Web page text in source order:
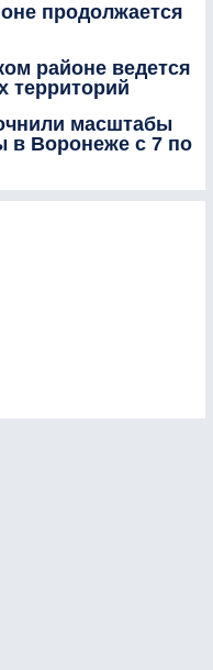
продолжается
районе ведется
территорий
масштабы
в Воронеже с 7 по